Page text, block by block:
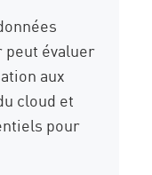
évaluer
aux
cloud et
pour